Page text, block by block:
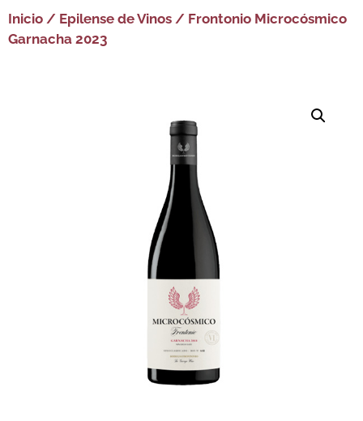
Inicio / Epilense de Vinos / Frontonio Microcósmico
Garnacha 2023